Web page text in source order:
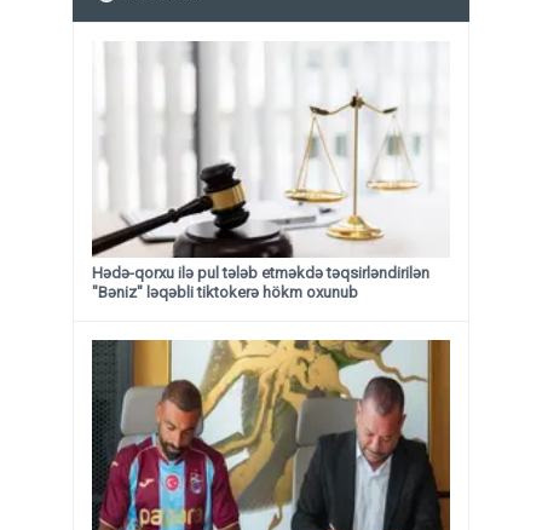
Hədə-qorxu ilə pul tələb etməkdə təqsirləndirilən
"Bəniz" ləqəbli tiktokerə hökm oxunub